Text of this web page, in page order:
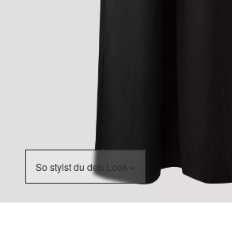
So stylst du den Look